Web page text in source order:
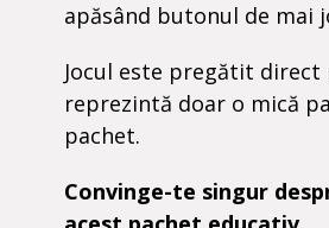
apăsând butonul de mai
Jocul este pregătit
reprezintă doar o mică
pachet.
Convinge-te singur